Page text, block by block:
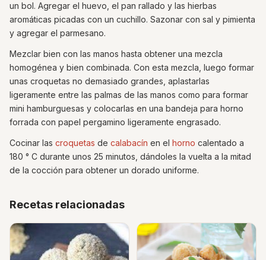
un bol. Agregar el huevo, el pan rallado y las hierbas
aromáticas picadas con un cuchillo. Sazonar con sal y pimienta
y agregar el parmesano.
Mezclar bien con las manos hasta obtener una mezcla
homogénea y bien combinada. Con esta mezcla, luego formar
unas croquetas no demasiado grandes, aplastarlas
ligeramente entre las palmas de las manos como para formar
mini hamburguesas y colocarlas en una bandeja para horno
forrada con papel pergamino ligeramente engrasado.
Cocinar las croquetas de calabacín en el horno calentado a
180 ° C durante unos 25 minutos, dándoles la vuelta a la mitad
de la cocción para obtener un dorado uniforme.
Recetas relacionadas